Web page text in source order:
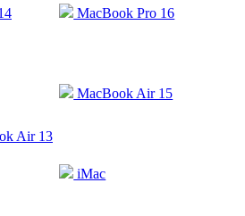
MacBook Pro 16
Air 13
MacBook Air 15
iMac